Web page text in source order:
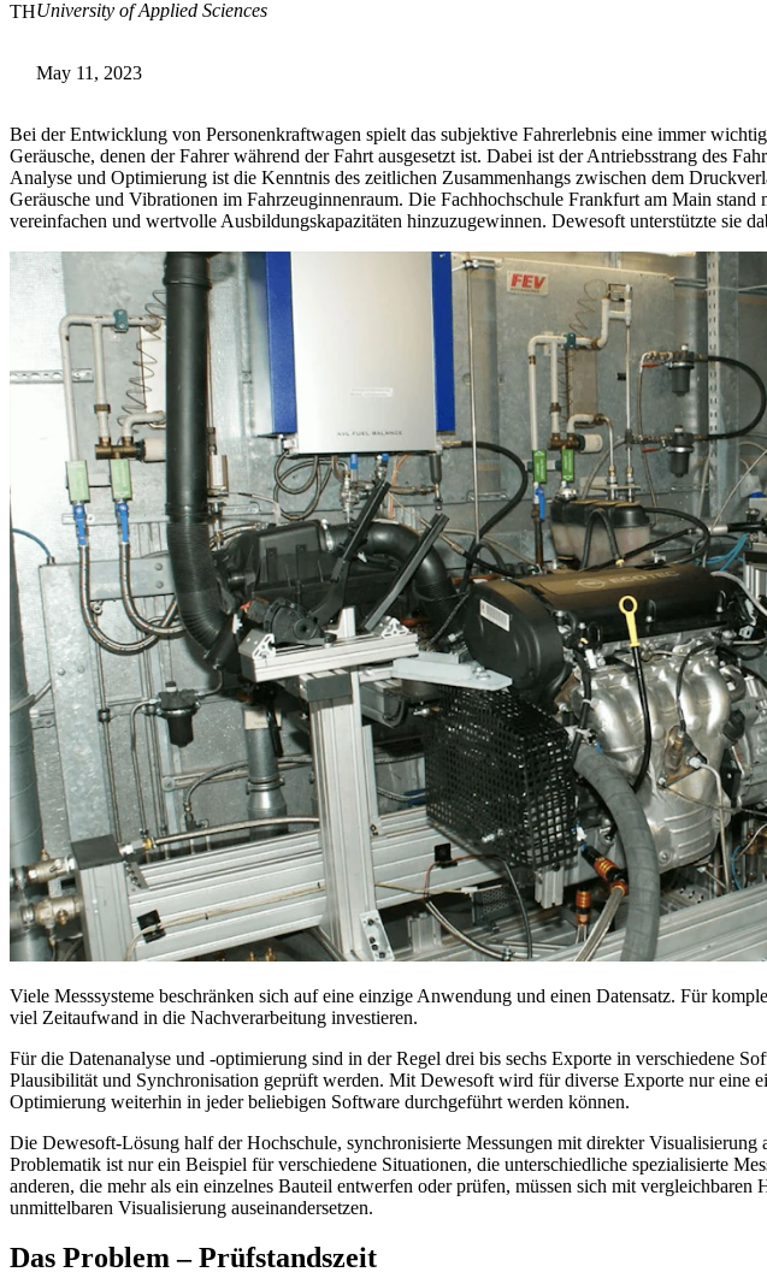
THUniversity of Applied Sciences
May 11, 2023
Bei der Entwicklung von Personenkraftwagen spielt das subjektive Fahrerlebnis eine immer
Geräusche, denen der Fahrer während der Fahrt ausgesetzt ist. Dabei ist der Antriebsstrang des
Analyse und Optimierung ist die Kenntnis des zeitlichen Zusammenhangs zwischen dem
Geräusche und Vibrationen im Fahrzeuginnenraum. Die Fachhochschule Frankfurt am Main
vereinfachen und wertvolle Ausbildungskapazitäten hinzuzugewinnen. Dewesoft unterstützte sie
Viele Messsysteme beschränken sich auf eine einzige Anwendung und einen Datensatz. Für
viel Zeitaufwand in die Nachverarbeitung investieren.
Für die Datenanalyse und -optimierung sind in der Regel drei bis sechs Exporte in verschiedene
Plausibilität und Synchronisation geprüft werden. Mit Dewesoft wird für diverse Exporte nur eine
Optimierung weiterhin in jeder beliebigen Software durchgeführt werden können.
Die Dewesoft-Lösung half der Hochschule, synchronisierte Messungen mit direkter Visualisierung
Problematik ist nur ein Beispiel für verschiedene Situationen, die unterschiedliche spezialisierte
anderen, die mehr als ein einzelnes Bauteil entwerfen oder prüfen, müssen sich mit
unmittelbaren Visualisierung auseinandersetzen.
Das Problem – Prüfstandszeit